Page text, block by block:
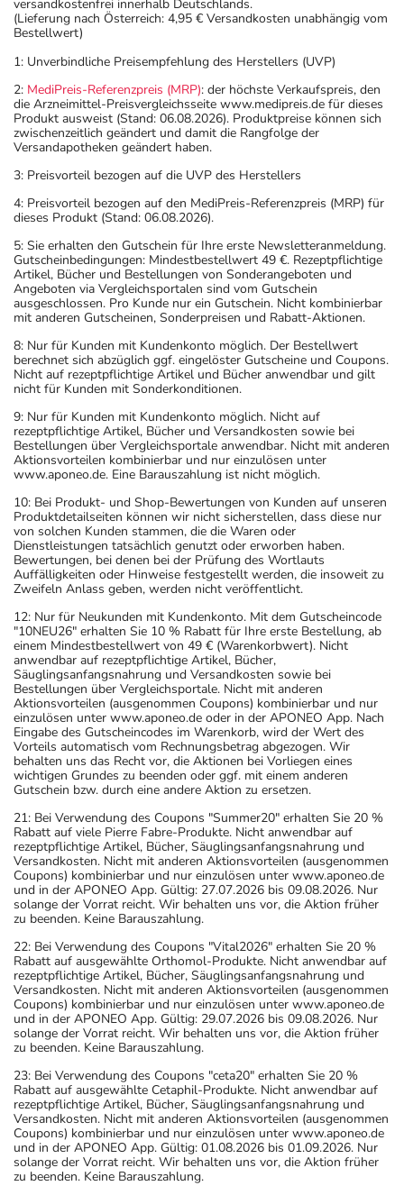
versandkostenfrei innerhalb Deutschlands.
(Lieferung nach Österreich: 4,95 € Versandkosten unabhängig vom
Bestellwert)
1: Unverbindliche Preisempfehlung des Herstellers (UVP)
2: MediPreis-Referenzpreis (MRP): der höchste Verkaufspreis, den
die Arzneimittel-Preisvergleichsseite www.medipreis.de für dieses
Produkt ausweist (Stand: 06.08.2026). Produktpreise können sich
zwischenzeitlich geändert und damit die Rangfolge der
Versandapotheken geändert haben.
3: Preisvorteil bezogen auf die UVP des Herstellers
4: Preisvorteil bezogen auf den MediPreis-Referenzpreis (MRP) für
dieses Produkt (Stand: 06.08.2026).
5: Sie erhalten den Gutschein für Ihre erste Newsletteranmeldung.
Gutscheinbedingungen: Mindestbestellwert 49 €. Rezeptpflichtige
Artikel, Bücher und Bestellungen von Sonderangeboten und
Angeboten via Vergleichsportalen sind vom Gutschein
ausgeschlossen. Pro Kunde nur ein Gutschein. Nicht kombinierbar
mit anderen Gutscheinen, Sonderpreisen und Rabatt-Aktionen.
8: Nur für Kunden mit Kundenkonto möglich. Der Bestellwert
berechnet sich abzüglich ggf. eingelöster Gutscheine und Coupons.
Nicht auf rezeptpflichtige Artikel und Bücher anwendbar und gilt
nicht für Kunden mit Sonderkonditionen.
9: Nur für Kunden mit Kundenkonto möglich. Nicht auf
rezeptpflichtige Artikel, Bücher und Versandkosten sowie bei
Bestellungen über Vergleichsportale anwendbar. Nicht mit anderen
Aktionsvorteilen kombinierbar und nur einzulösen unter
www.aponeo.de. Eine Barauszahlung ist nicht möglich.
10: Bei Produkt- und Shop-Bewertungen von Kunden auf unseren
Produktdetailseiten können wir nicht sicherstellen, dass diese nur
von solchen Kunden stammen, die die Waren oder
Dienstleistungen tatsächlich genutzt oder erworben haben.
Bewertungen, bei denen bei der Prüfung des Wortlauts
Auffälligkeiten oder Hinweise festgestellt werden, die insoweit zu
Zweifeln Anlass geben, werden nicht veröffentlicht.
12: Nur für Neukunden mit Kundenkonto. Mit dem Gutscheincode
"10NEU26" erhalten Sie 10 % Rabatt für Ihre erste Bestellung, ab
einem Mindestbestellwert von 49 € (Warenkorbwert). Nicht
anwendbar auf rezeptpflichtige Artikel, Bücher,
Säuglingsanfangsnahrung und Versandkosten sowie bei
Bestellungen über Vergleichsportale. Nicht mit anderen
Aktionsvorteilen (ausgenommen Coupons) kombinierbar und nur
einzulösen unter www.aponeo.de oder in der APONEO App. Nach
Eingabe des Gutscheincodes im Warenkorb, wird der Wert des
Vorteils automatisch vom Rechnungsbetrag abgezogen. Wir
behalten uns das Recht vor, die Aktionen bei Vorliegen eines
wichtigen Grundes zu beenden oder ggf. mit einem anderen
Gutschein bzw. durch eine andere Aktion zu ersetzen.
21: Bei Verwendung des Coupons "Summer20" erhalten Sie 20 %
Rabatt auf viele Pierre Fabre-Produkte. Nicht anwendbar auf
rezeptpflichtige Artikel, Bücher, Säuglingsanfangsnahrung und
Versandkosten. Nicht mit anderen Aktionsvorteilen (ausgenommen
Coupons) kombinierbar und nur einzulösen unter www.aponeo.de
und in der APONEO App. Gültig: 27.07.2026 bis 09.08.2026. Nur
solange der Vorrat reicht. Wir behalten uns vor, die Aktion früher
zu beenden. Keine Barauszahlung.
22: Bei Verwendung des Coupons "Vital2026" erhalten Sie 20 %
Rabatt auf ausgewählte Orthomol-Produkte. Nicht anwendbar auf
rezeptpflichtige Artikel, Bücher, Säuglingsanfangsnahrung und
Versandkosten. Nicht mit anderen Aktionsvorteilen (ausgenommen
Coupons) kombinierbar und nur einzulösen unter www.aponeo.de
und in der APONEO App. Gültig: 29.07.2026 bis 09.08.2026. Nur
solange der Vorrat reicht. Wir behalten uns vor, die Aktion früher
zu beenden. Keine Barauszahlung.
23: Bei Verwendung des Coupons "ceta20" erhalten Sie 20 %
Rabatt auf ausgewählte Cetaphil-Produkte. Nicht anwendbar auf
rezeptpflichtige Artikel, Bücher, Säuglingsanfangsnahrung und
Versandkosten. Nicht mit anderen Aktionsvorteilen (ausgenommen
Coupons) kombinierbar und nur einzulösen unter www.aponeo.de
und in der APONEO App. Gültig: 01.08.2026 bis 01.09.2026. Nur
solange der Vorrat reicht. Wir behalten uns vor, die Aktion früher
zu beenden. Keine Barauszahlung.